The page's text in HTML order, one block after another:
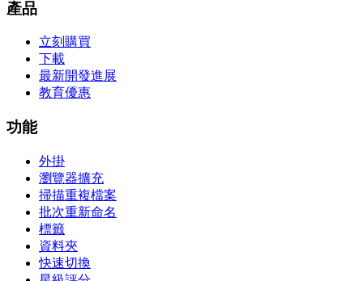
產品
立刻購買
下載
最新開發進展
教育優惠
功能
外掛
瀏覽器擴充
掃描重複檔案
批次重新命名
標籤
資料夾
快速切換